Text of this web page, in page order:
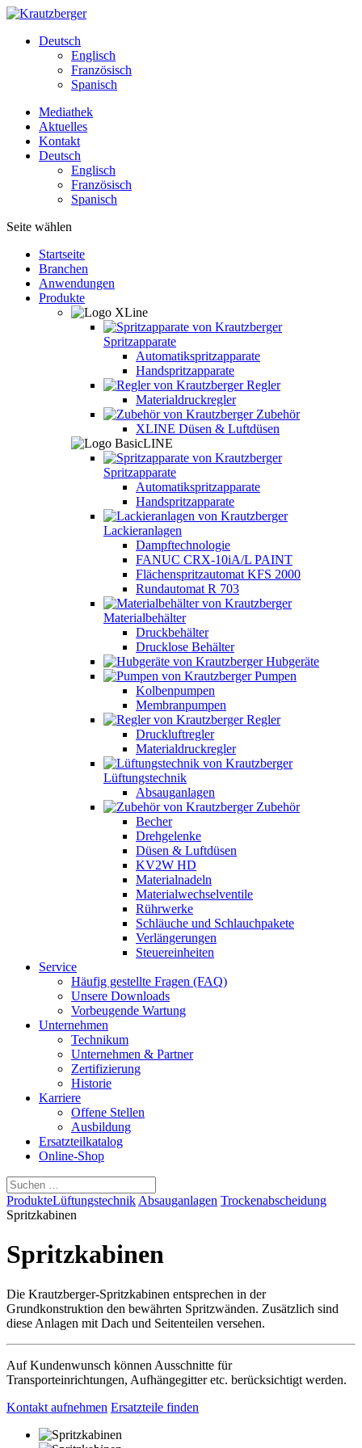
Deutsch
Englisch
Französisch
Spanisch
Mediathek
Aktuelles
Kontakt
Deutsch
Englisch
Französisch
Spanisch
Seite wählen
Startseite
Branchen
Anwendungen
Produkte
Spritzapparate
Automatikspritzapparate
Handspritzapparate
Regler
Materialdruckregler
Zubehör
XLINE Düsen & Luftdüsen
Spritzapparate
Automatikspritzapparate
Handspritzapparate
Lackieranlagen
Dampftechnologie
FANUC CRX-10iA/L PAINT
Flächenspritzautomat KFS 2000
Rundautomat R 703
Materialbehälter
Druckbehälter
Drucklose Behälter
Hubgeräte
Pumpen
Kolbenpumpen
Membranpumpen
Regler
Druckluftregler
Materialdruckregler
Lüftungstechnik
Absauganlagen
Zubehör
Becher
Drehgelenke
Düsen & Luftdüsen
KV2W HD
Materialnadeln
Materialwechselventile
Rührwerke
Schläuche und Schlauchpakete
Verlängerungen
Steuereinheiten
Service
Häufig gestellte Fragen (FAQ)
Unsere Downloads
Vorbeugende Wartung
Unternehmen
Technikum
Unternehmen & Partner
Zertifizierung
Historie
Karriere
Offene Stellen
Ausbildung
Ersatzteilkatalog
Online-Shop
ProdukteLüftungstechnik Absauganlagen Trockenabscheidung
Spritzkabinen
Spritzkabinen
Die Krautzberger-Spritzkabinen entsprechen in der
Grundkonstruktion den bewährten Spritzwänden. Zusätzlich sind
diese Anlagen mit Dach und Seitenteilen versehen.
Auf Kundenwunsch können Ausschnitte für
Transporteinrichtungen, Aufhängegitter etc. berücksichtigt werden.
Kontakt aufnehmen Ersatzteile finden